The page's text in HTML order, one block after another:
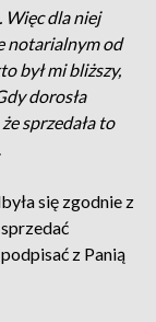
Więc dla niej
notarialnym od
był mi bliższy,
dorosła
sprzedała to
się zgodnie z
z Panią